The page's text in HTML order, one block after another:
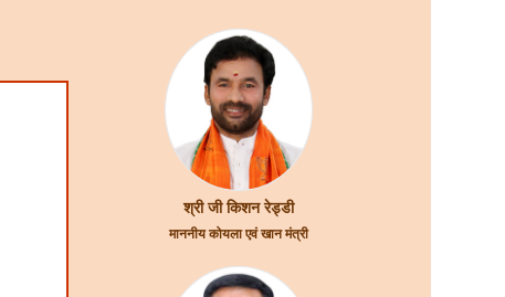
श्री जी किशन रेड्डी
माननीय कोयला एवं खान मंत्री